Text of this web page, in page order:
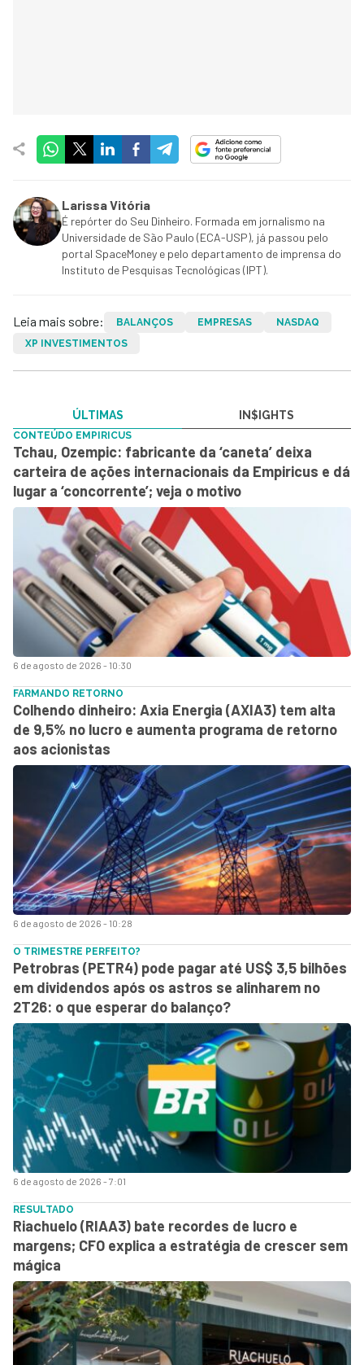
Larissa Vitória
É repórter do Seu Dinheiro. Formada em jornalismo na
Universidade de São Paulo (ECA-USP), já passou pelo
portal SpaceMoney e pelo departamento de imprensa do
Instituto de Pesquisas Tecnológicas (IPT).
Leia mais sobre: BALANÇOS EMPRESAS
NASDAQ
XP INVESTIMENTOS
ÚLTIMAS IN$IGHTS
6 de agosto de 2026 - 10:30
CONTEÚDO EMPIRICUS
Tchau, Ozempic: fabricante da ‘caneta’ deixa
carteira de ações internacionais da Empiricus e dá
lugar a ‘concorrente’; veja o motivo
6 de agosto de 2026 - 10:28
FARMANDO RETORNO
Colhendo dinheiro: Axia Energia (AXIA3) tem alta
de 9,5% no lucro e aumenta programa de retorno
aos acionistas
6 de agosto de 2026 - 7:01
O TRIMESTRE PERFEITO?
Petrobras (PETR4) pode pagar até US$ 3,5 bilhões
em dividendos após os astros se alinharem no
2T26: o que esperar do balanço?
RESULTADO
Riachuelo (RIAA3) bate recordes de lucro e
margens; CFO explica a estratégia de crescer sem
mágica